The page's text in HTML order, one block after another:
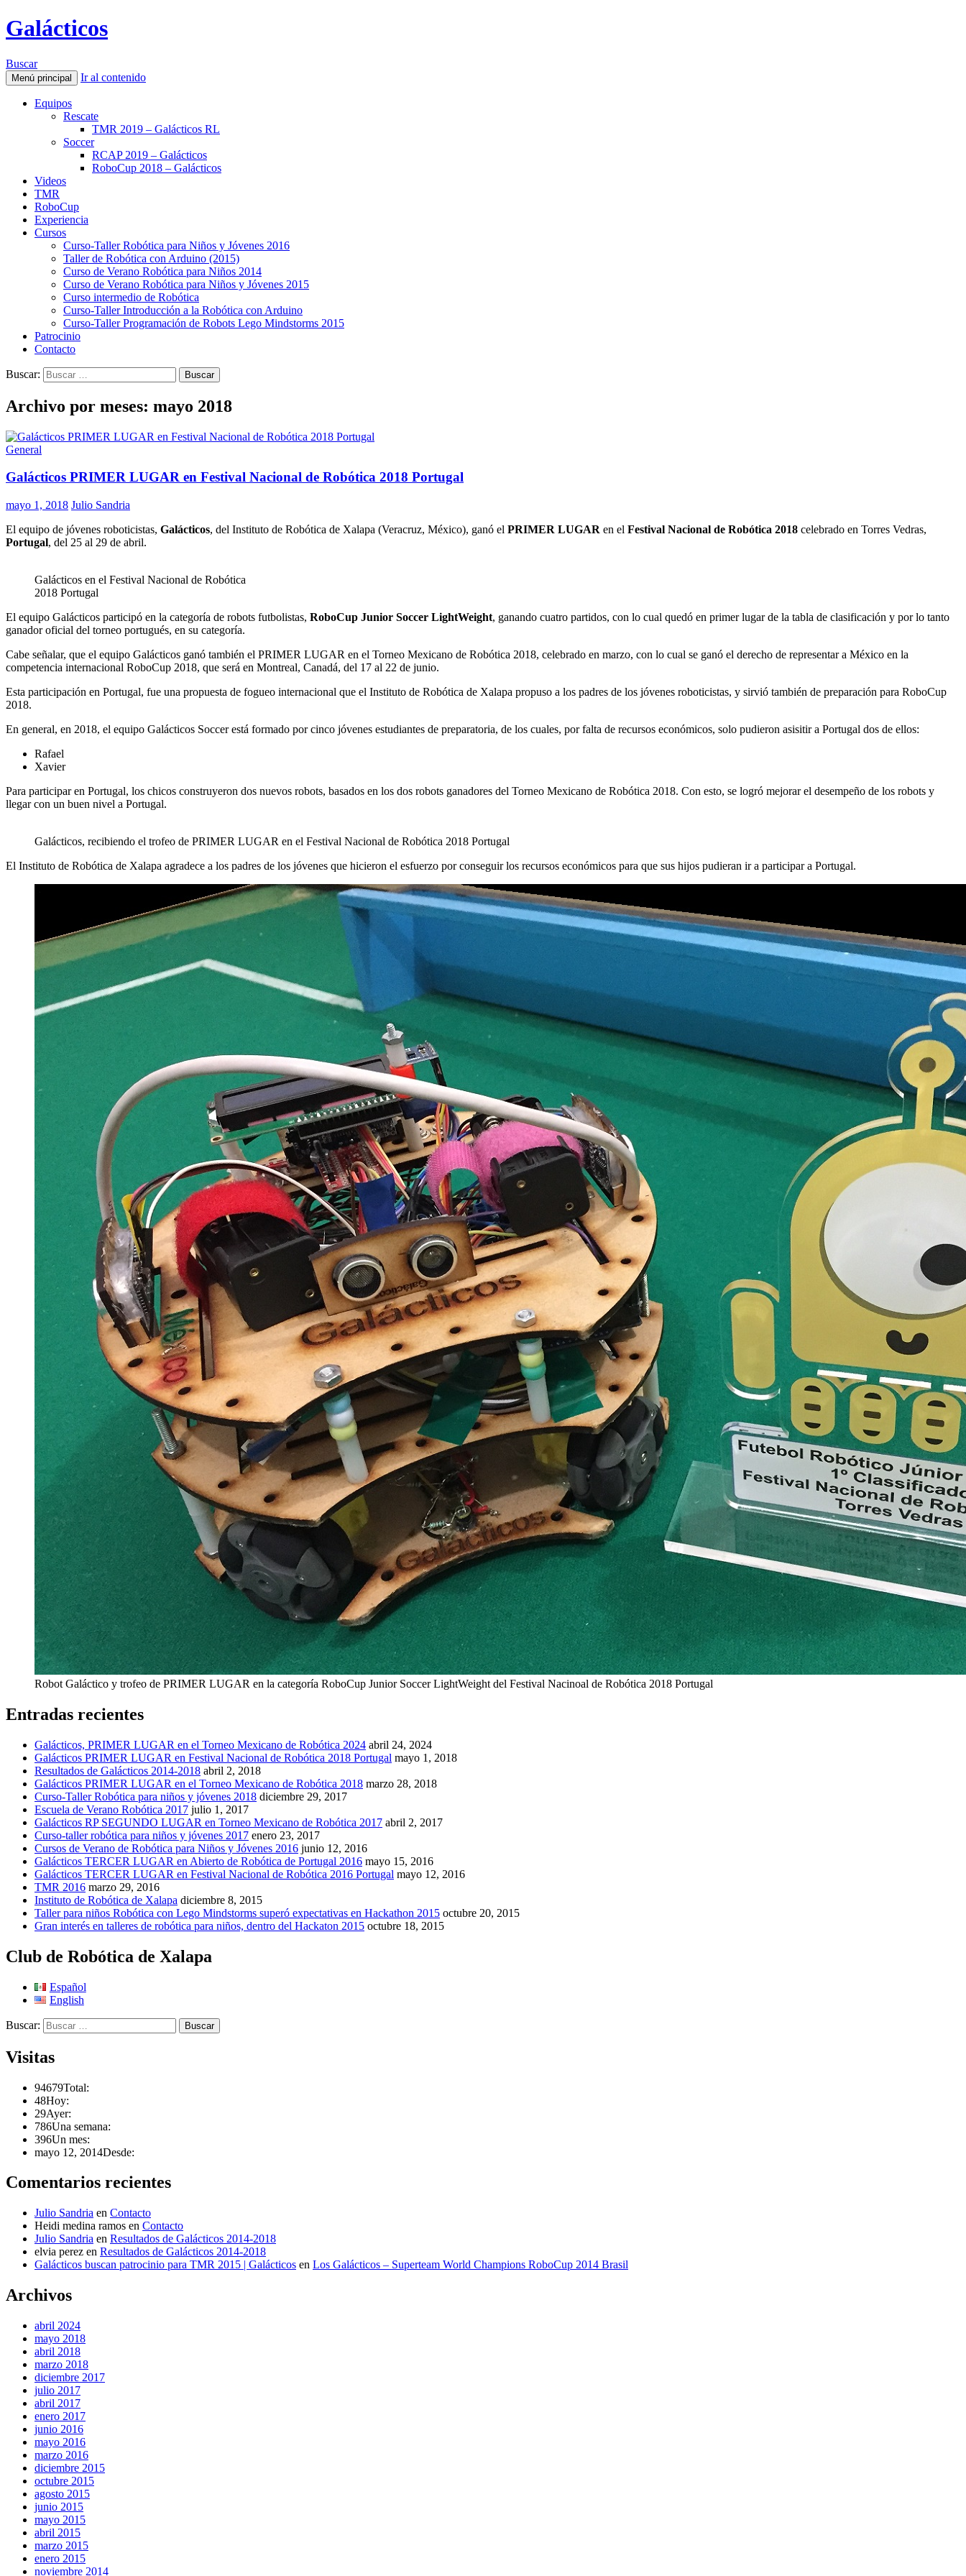
Galácticos
Buscar
Menú principal Ir al contenido
Equipos
Rescate
TMR 2019 – Galácticos RL
Soccer
RCAP 2019 – Galácticos
RoboCup 2018 – Galácticos
Videos
TMR
RoboCup
Experiencia
Cursos
Curso-Taller Robótica para Niños y Jóvenes 2016
Taller de Robótica con Arduino (2015)
Curso de Verano Robótica para Niños 2014
Curso de Verano Robótica para Niños y Jóvenes 2015
Curso intermedio de Robótica
Curso-Taller Introducción a la Robótica con Arduino
Curso-Taller Programación de Robots Lego Mindstorms 2015
Patrocinio
Contacto
Buscar:
Archivo por meses: mayo 2018
General
Galácticos PRIMER LUGAR en Festival Nacional de Robótica 2018 Portugal
mayo 1, 2018 Julio Sandria
El equipo de jóvenes roboticistas, Galácticos, del Instituto de Robótica de Xalapa (Veracruz, México), ganó el PRIMER LUGAR en el Festival Nacional de Robótica 2018 celebrado en Torres Vedras,
Portugal, del 25 al 29 de abril.
Galácticos en el Festival Nacional de Robótica
2018 Portugal
El equipo Galácticos participó en la categoría de robots futbolistas, RoboCup Junior Soccer LightWeight, ganando cuatro partidos, con lo cual quedó en primer lugar de la tabla de clasificación y por lo tanto
ganador oficial del torneo portugués, en su categoría.
Cabe señalar, que el equipo Galácticos ganó también el PRIMER LUGAR en el Torneo Mexicano de Robótica 2018, celebrado en marzo, con lo cual se ganó el derecho de representar a México en la
competencia internacional RoboCup 2018, que será en Montreal, Canadá, del 17 al 22 de junio.
Esta participación en Portugal, fue una propuesta de fogueo internacional que el Instituto de Robótica de Xalapa propuso a los padres de los jóvenes roboticistas, y sirvió también de preparación para RoboCup
2018.
En general, en 2018, el equipo Galácticos Soccer está formado por cinco jóvenes estudiantes de preparatoria, de los cuales, por falta de recursos económicos, solo pudieron asisitir a Portugal dos de ellos:
Rafael
Xavier
Para participar en Portugal, los chicos construyeron dos nuevos robots, basados en los dos robots ganadores del Torneo Mexicano de Robótica 2018. Con esto, se logró mejorar el desempeño de los robots y
llegar con un buen nivel a Portugal.
Galácticos, recibiendo el trofeo de PRIMER LUGAR en el Festival Nacional de Robótica 2018 Portugal
El Instituto de Robótica de Xalapa agradece a los padres de los jóvenes que hicieron el esfuerzo por conseguir los recursos económicos para que sus hijos pudieran ir a participar a Portugal.
Robot Galáctico y trofeo de PRIMER LUGAR en la categoría RoboCup Junior Soccer LightWeight del Festival Nacinoal de Robótica 2018 Portugal
Entradas recientes
Galácticos, PRIMER LUGAR en el Torneo Mexicano de Robótica 2024 abril 24, 2024
Galácticos PRIMER LUGAR en Festival Nacional de Robótica 2018 Portugal mayo 1, 2018
Resultados de Galácticos 2014-2018 abril 2, 2018
Galácticos PRIMER LUGAR en el Torneo Mexicano de Robótica 2018 marzo 28, 2018
Curso-Taller Robótica para niños y jóvenes 2018 diciembre 29, 2017
Escuela de Verano Robótica 2017 julio 1, 2017
Galácticos RP SEGUNDO LUGAR en Torneo Mexicano de Robótica 2017 abril 2, 2017
Curso-taller robótica para niños y jóvenes 2017 enero 23, 2017
Cursos de Verano de Robótica para Niños y Jóvenes 2016 junio 12, 2016
Galácticos TERCER LUGAR en Abierto de Robótica de Portugal 2016 mayo 15, 2016
Galácticos TERCER LUGAR en Festival Nacional de Robótica 2016 Portugal mayo 12, 2016
TMR 2016 marzo 29, 2016
Instituto de Robótica de Xalapa diciembre 8, 2015
Taller para niños Robótica con Lego Mindstorms superó expectativas en Hackathon 2015 octubre 20, 2015
Gran interés en talleres de robótica para niños, dentro del Hackaton 2015 octubre 18, 2015
Club de Robótica de Xalapa
Español
English
Buscar:
Visitas
94679Total:
48Hoy:
29Ayer:
786Una semana:
396Un mes:
mayo 12, 2014Desde:
Comentarios recientes
Julio Sandria en Contacto
Heidi medina ramos en Contacto
Julio Sandria en Resultados de Galácticos 2014-2018
elvia perez en Resultados de Galácticos 2014-2018
Galácticos buscan patrocinio para TMR 2015 | Galácticos en Los Galácticos – Superteam World Champions RoboCup 2014 Brasil
Archivos
abril 2024
mayo 2018
abril 2018
marzo 2018
diciembre 2017
julio 2017
abril 2017
enero 2017
junio 2016
mayo 2016
marzo 2016
diciembre 2015
octubre 2015
agosto 2015
junio 2015
mayo 2015
abril 2015
marzo 2015
enero 2015
noviembre 2014